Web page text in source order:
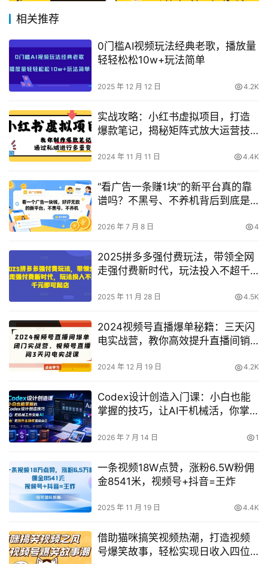
相关推荐
0门槛AI视频玩法经典老歌，播放量
轻轻松松10w+玩法简单
2025 年 12 月 12 日 4.2K
实战攻略：小红书虚拟项目，打造
爆款笔记，揭秘矩阵式放大运营技
2024 年 11 月 11 日 4.4K
“看广告一条赚1块”的新平台真的靠
谱吗？不黑号、不养机背后到底是
2026 年 7 月 8 日 4
2025拼多多强付费玩法，带领全网
走强付费新时代，玩法投入不超千
2025 年 11 月 28 日 4.5K
2024视频号直播爆单秘籍：三天闪
电实战营，教你高效提升直播间销
2024 年 12 月 19 日 4.2K
Codex设计创造入门课：小白也能
掌握的技巧，让AI干机械活，你掌
2026 年 7 月 14 日 1
一条视频18W点赞，涨粉6.5W粉佣
金8541米，视频号+抖音=王炸
2025 年 11 月 19 日 4.4K
借助猫咪搞笑视频热潮，打造视频
号爆笑故事，轻松实现日收入四位